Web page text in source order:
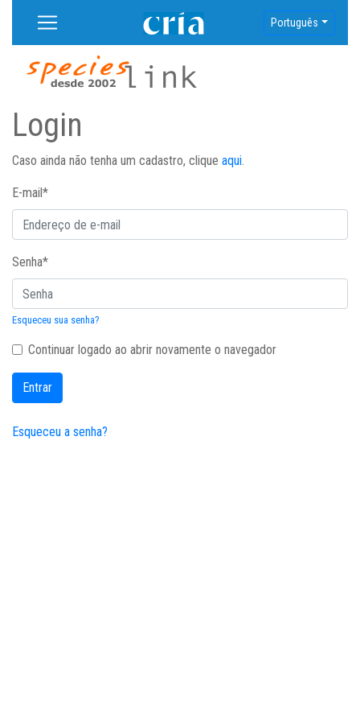
Português
Login
Caso ainda não tenha um cadastro, clique aqui.
E-mail*
Senha*
Esqueceu sua senha?
Continuar logado ao abrir novamente o navegador
Entrar
Esqueceu a senha?